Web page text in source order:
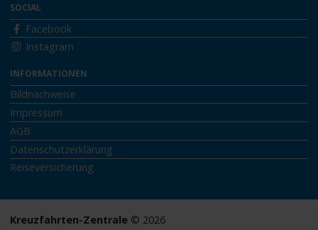
SOCIAL
Facebook
Instagram
INFORMATIONEN
Bildnachweise
Impressum
AGB
Datenschutzerklärung
Reiseversicherung
Kreuzfahrten-Zentrale © 2026